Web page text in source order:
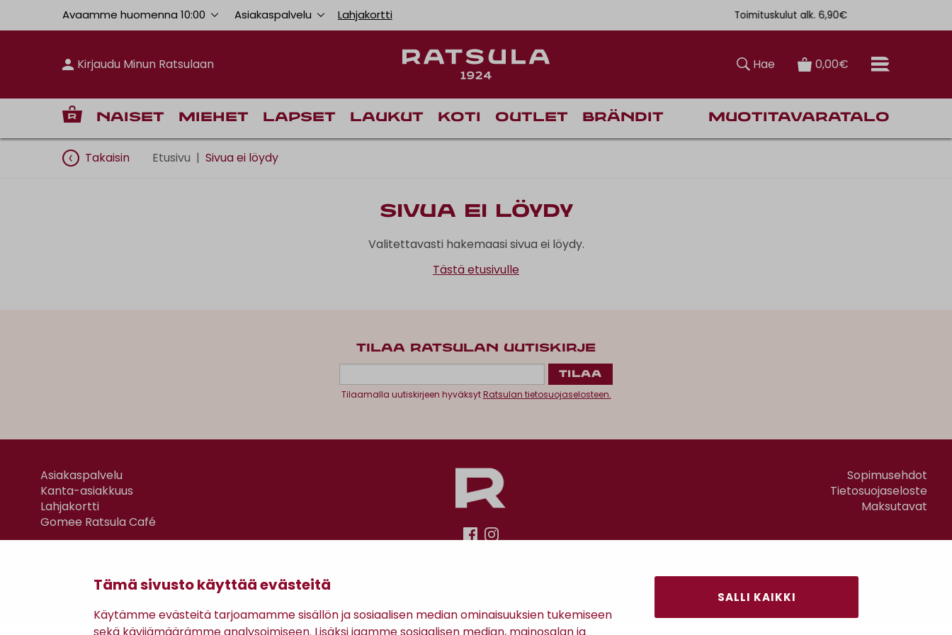
Tämä sivusto käyttää evästeitä
Käytämme evästeitä tarjoamamme sisällön ja sosiaalisen median ominaisuuksien tukemiseen
SALLI KAIKKI
Avaamme huomenna 10:00 Asiakaspalvelu Lahjakortti Toimituskulut alk. 6,90€
Kirjaudu Minun Ratsulaan Hae 0,00€
Naiset Miehet Lapset Laukut Koti Outlet Brändit Muotitavaratalo
Takaisin Etusivu | Sivua ei löydy
Sivua ei löydy
Valitettavasti hakemaasi sivua ei löydy.
Tästä etusivulle
TILAA RATSULAN UUTISKIRJE
Tilaamalla uutiskirjeen hyväksytRatsulan tietosuojaselosteen.
Asiakaspalvelu
Kanta-asiakkuus
Lahjakortti
Gomee Ratsula Café
Sopimusehdot
Tietosuojaseloste
Maksutavat